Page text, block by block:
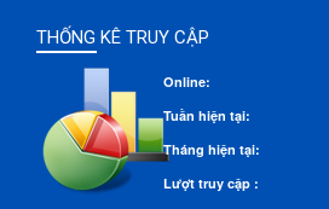
THỐNG KÊ TRUY CẬP
Online:
Tuần hiện tại:
Tháng hiện tại:
Lượt truy cập :